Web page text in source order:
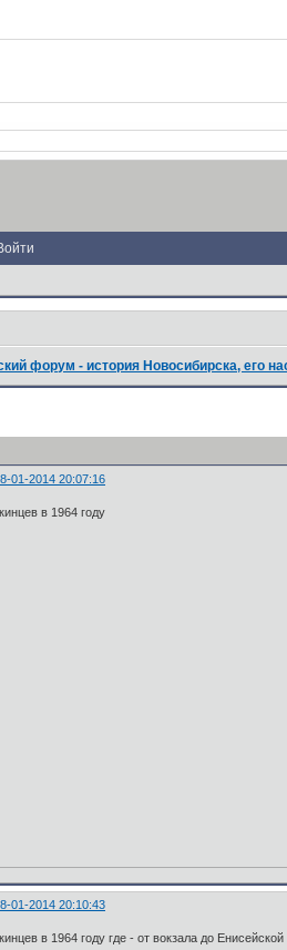
форум - история Новосибирска, его
01-2014 20:07:16
в 1964 году
01-2014 20:10:43
в 1964 году где - от вокзала до Енисейской